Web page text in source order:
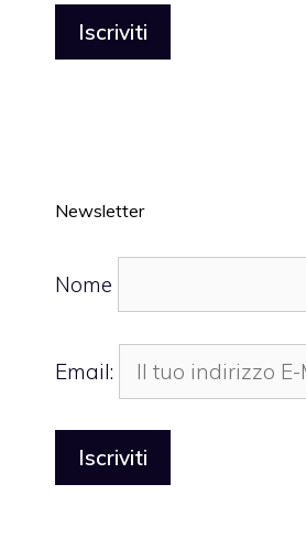
Newsletter
Nome
Email: